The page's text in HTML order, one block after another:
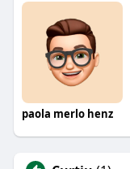
paola merlo henz